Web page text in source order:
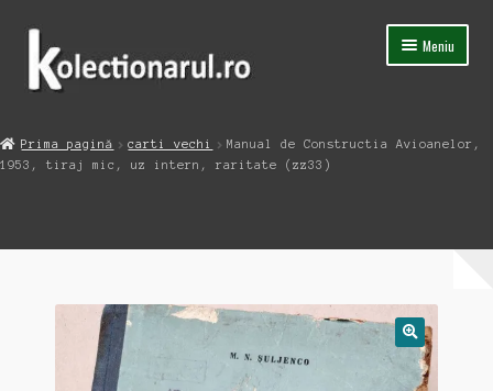
Sari
navigare
Sari
conținut
Meniu
Magazin
Contact
Prima pagină carti vechi
Manual de Constructia Avioanelor,
1953, tiraj mic, uz intern, raritate (zz33)